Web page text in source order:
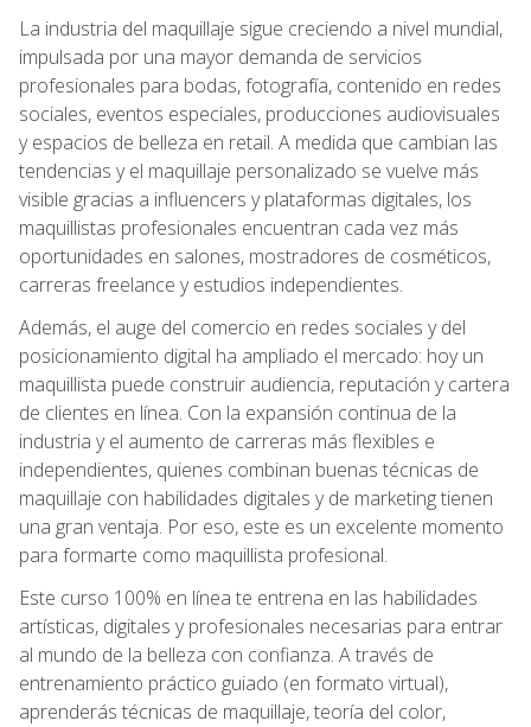
La industria del maquillaje sigue creciendo a nivel mundial,
impulsada por una mayor demanda de servicios
profesionales para bodas, fotografía, contenido en redes
sociales, eventos especiales, producciones audiovisuales
y espacios de belleza en retail. A medida que cambian las
tendencias y el maquillaje personalizado se vuelve más
visible gracias a influencers y plataformas digitales, los
maquillistas profesionales encuentran cada vez más
oportunidades en salones, mostradores de cosméticos,
carreras freelance y estudios independientes.
Además, el auge del comercio en redes sociales y del
posicionamiento digital ha ampliado el mercado: hoy un
maquillista puede construir audiencia, reputación y cartera
de clientes en línea. Con la expansión continua de la
industria y el aumento de carreras más flexibles e
independientes, quienes combinan buenas técnicas de
maquillaje con habilidades digitales y de marketing tienen
una gran ventaja. Por eso, este es un excelente momento
para formarte como maquillista profesional.
Este curso 100% en línea te entrena en las habilidades
artísticas, digitales y profesionales necesarias para entrar
al mundo de la belleza con confianza. A través de
entrenamiento práctico guiado (en formato virtual),
aprenderás técnicas de maquillaje, teoría del color,